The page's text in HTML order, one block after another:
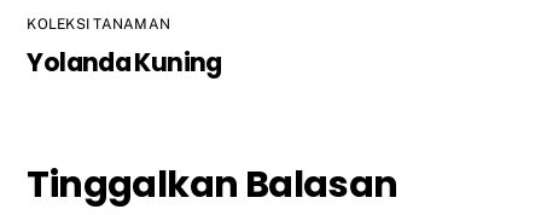
KOLEKSI TANAMAN
Yolanda Kuning
Tinggalkan Balasan